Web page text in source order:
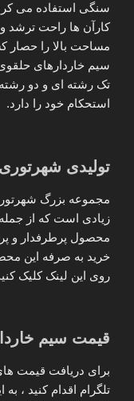
سنگی استفاده می
کارآن ها راحت ترشد و
مساحت بالا را حصار
سیم خاردارهای
تک رشته ای و دو
استحکام خود را دارد.
تولیدی شهرتوری
مجموعه بزرگ
زیادی است که از جمله
محصول پرطرفدار و
خرید به صرفه این
روی این لینک کلیک
قیمت سیم
برای دریافت قیمت
تلگرام اقدام کنید ،